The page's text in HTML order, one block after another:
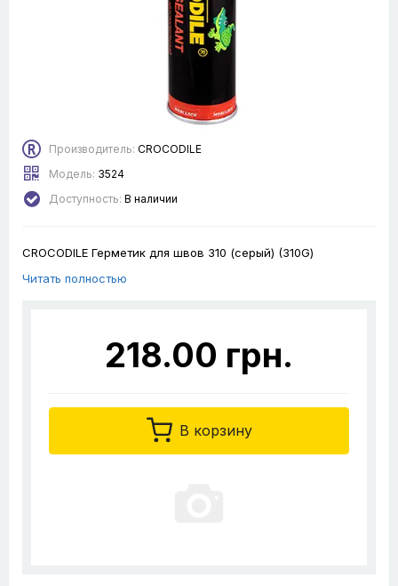
Производитель: CROCODILE
Модель: 3524
Доступность: В наличии
CROCODILE Герметик для швов 310 (серый) (310G)
Читать полностью
218.00 грн.
В корзину